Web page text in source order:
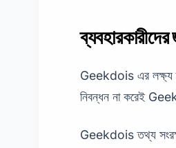
Geekdois এর লক্ষ্য
নিবন্ধন না করেই
Geekdois তথ্য